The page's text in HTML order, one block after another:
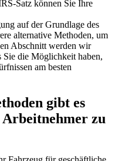
Satz können Sie Ihre
auf der Grundlage des
alternative Methoden, um
Abschnitt werden wir
Sie die Möglichkeit haben,
am besten
gibt es
Arbeitnehmer zu